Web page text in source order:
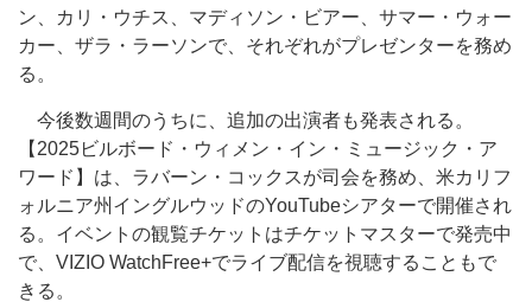
ン、カリ・ウチス、マディソン・ビアー、サマー・ウォー
カー、ザラ・ラーソンで、それぞれがプレゼンターを務め
る。
今後数週間のうちに、追加の出演者も発表される。
【2025ビルボード・ウィメン・イン・ミュージック・ア
ワード】は、ラバーン・コックスが司会を務め、米カリフ
ォルニア州イングルウッドのYouTubeシアターで開催され
る。イベントの観覧チケットはチケットマスターで発売中
で、VIZIO WatchFree+でライブ配信を視聴することもで
きる。